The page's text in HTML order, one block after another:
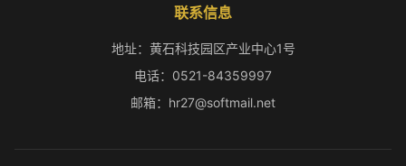
联系信息
地址：黄石科技园区产业中心1号
电话：0521-84359997
邮箱：hr27@softmail.net